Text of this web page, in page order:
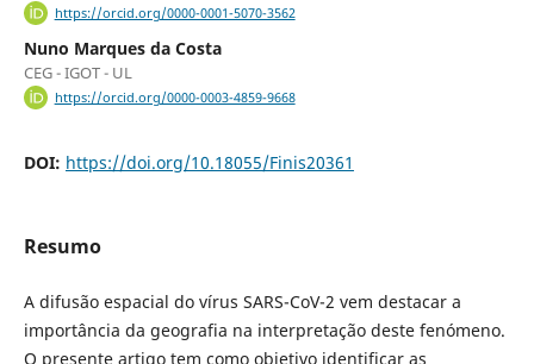
https://orcid.org/0000-0001-5070-3562
Nuno Marques da Costa
CEG - IGOT - UL
https://orcid.org/0000-0003-4859-9668
DOI: https://doi.org/10.18055/Finis20361
Resumo
A difusão espacial do vírus SARS-CoV-2 vem destacar a
importância da geografia na interpretação deste fenómeno.
O presente artigo tem como objetivo identificar as